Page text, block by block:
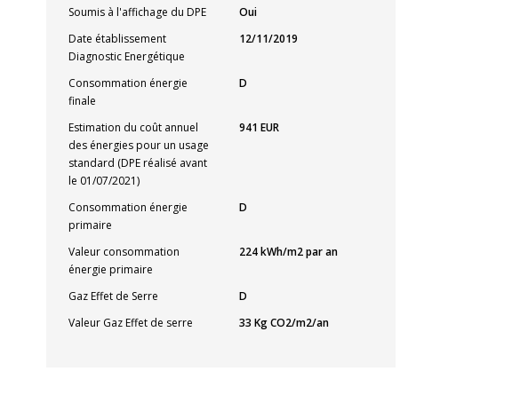
Soumis à l'affichage du DPE
Oui
Date établissement
Diagnostic Energétique
12/11/2019
Consommation énergie
finale
D
Estimation du coût annuel
des énergies pour un usage
standard (DPE réalisé avant
le 01/07/2021)
941 EUR
Consommation énergie
primaire
D
Valeur consommation
énergie primaire
224 kWh/m2 par an
Gaz Effet de Serre
D
Valeur Gaz Effet de serre
33 Kg CO2/m2/an